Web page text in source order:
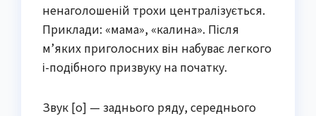
ненаголошеній трохи централізується.
Приклади: «мама», «калина». Після
м’яких приголосних він набуває легкого
і-подібного призвуку на початку.
Звук [о] — заднього ряду, середнього